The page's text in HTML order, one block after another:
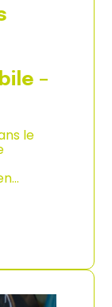
–
le